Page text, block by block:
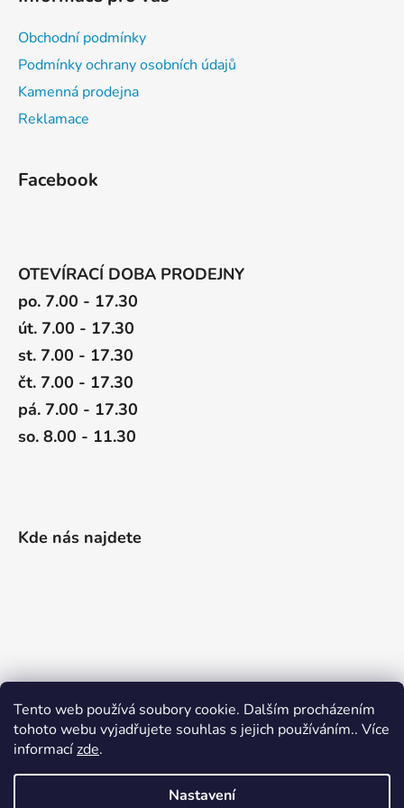
Tento web používá soubory cookie. Dalším procházením
tohoto webu vyjadřujete souhlas s jejich používáním.. Více
informacízde.
Nastavení
Obchodní podmínky
Podmínky ochrany osobních údajů
Kamenná prodejna
Reklamace
Facebook
OTEVÍRACÍ DOBA PRODEJNY
po. 7.00 - 17.30
út. 7.00 - 17.30
st. 7.00 - 17.30
čt. 7.00 - 17.30
pá. 7.00 - 17.30
so. 8.00 - 11.30
Kde nás najdete